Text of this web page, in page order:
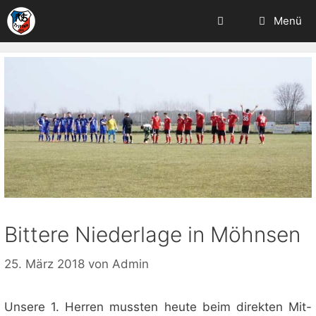
Zum
Inhalt
springen
Menü
Bittere Niederlage in Möhnsen
25. März 2018 von Admin
Unsere 1. Herren mussten heute beim direkten Mit-